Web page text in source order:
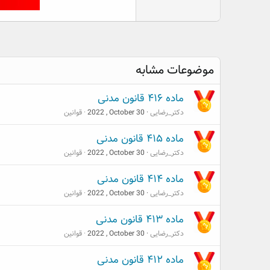
موضوعات مشابه
ماده ۴۱۶ قانون مدنی
دکتر_رضایی 2022 , October 30 قوانین
ماده ۴۱۵ قانون مدنی
دکتر_رضایی 2022 , October 30 قوانین
ماده ۴۱۴ قانون مدنی
دکتر_رضایی 2022 , October 30 قوانین
ماده ۴۱۳ قانون مدنی
دکتر_رضایی 2022 , October 30 قوانین
ماده ۴۱۲ قانون مدنی